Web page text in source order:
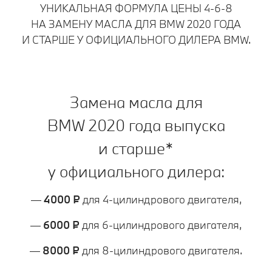
УНИКАЛЬНАЯ ФОРМУЛА ЦЕНЫ 4‑6‑8
НА ЗАМЕНУ МАСЛА ДЛЯ BMW 2020 ГОДА
И СТАРШЕ У ОФИЦИАЛЬНОГО ДИЛЕРА BMW.
Замена масла для
BMW 2020 года выпуска
и старше*
у официального дилера:
—4000 ₽ для 4‑цилиндрового двигателя,
— 6000 ₽ для 6‑цилиндрового двигателя,
— 8000 ₽ для 8‑цилиндрового двигателя.